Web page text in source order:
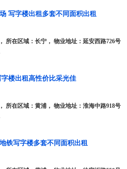
写字楼出租多套不同面积出租
， 所在区域：长宁， 物业地址：延安西路726号
楼出租高性价比采光佳
， 所在区域：黄浦， 物业地址：淮海中路918号
铁写字楼多套不同面积出租